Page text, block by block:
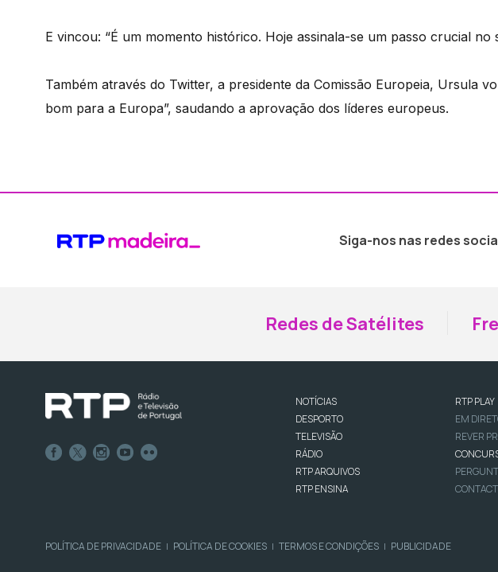
E vincou: “É um momento histórico. Hoje assinala-se um passo crucial no
Também através do Twitter, a presidente da Comissão Europeia, Ursula
bom para a Europa”, saudando a aprovação dos líderes europeus.
Siga-nos nas redes
Redes de Satélites
NOTÍCIAS
DESPORTO
TELEVISÃO
RÁDIO
RTP ARQUIVOS
RTP ENSINA
RTP PLAY
EM
REVER
POLÍTICA DE PRIVACIDADE | POLÍTICA DE COOKIES | TERMOS E CONDIÇÕES | PUBLICIDADE